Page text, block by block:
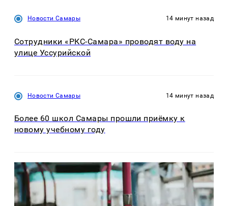
Новости Самары 14 минут назад
Сотрудники «РКС-Самара» проводят воду на
улице Уссурийской
Новости Самары 14 минут назад
Более 60 школ Самары прошли приёмку к
новому учебному году